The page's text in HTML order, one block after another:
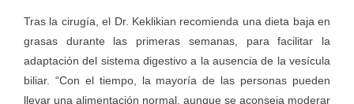
Tras la cirugía, el Dr. Keklikian recomienda una dieta baja en
grasas durante las primeras semanas, para facilitar la
adaptación del sistema digestivo a la ausencia de la vesícula
biliar. “Con el tiempo, la mayoría de las personas pueden
llevar una alimentación normal, aunque se aconseja moderar